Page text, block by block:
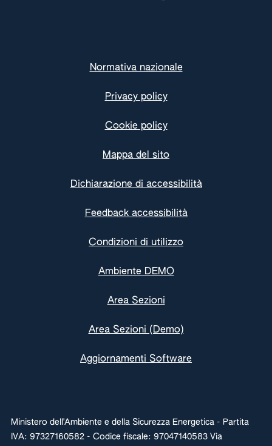
Normativa nazionale
Privacy policy
Cookie policy
Mappa del sito
Dichiarazione di accessibilità
Feedback accessibilità
Condizioni di utilizzo
Ambiente DEMO
Area Sezioni
Area Sezioni (Demo)
Aggiornamenti Software
Ministero dell'Ambiente e della Sicurezza Energetica - Partita
IVA: 97327160582 - Codice fiscale: 97047140583 Via